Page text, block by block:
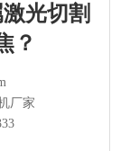
光切割
？
厂家